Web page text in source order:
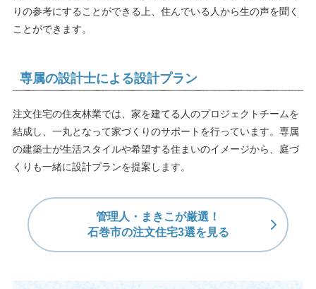
りの参考にすることができる上、住んでいる人から生の声を聞く
ことができます。
専属の設計士による設計プラン
注文住宅の住友林業では、家を建てる人のプロジェクトチームを
結成し、一丸となって家づくりのサポートを行っています。専属
の建築士が生活スタイルや希望する住まいのイメージから、庭づ
くりも一緒に設計プランを提案します。
管理人・まきこが厳選！
石巻市の注文住宅3選を見る